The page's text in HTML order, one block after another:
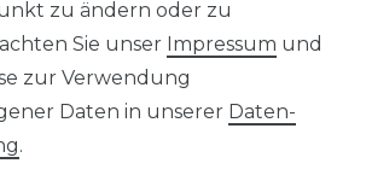
Daten­schutz­erklärung
zu ändern oder zu
Sie unser Impressum und
zur Verwendung
Daten in unserer Daten­
.